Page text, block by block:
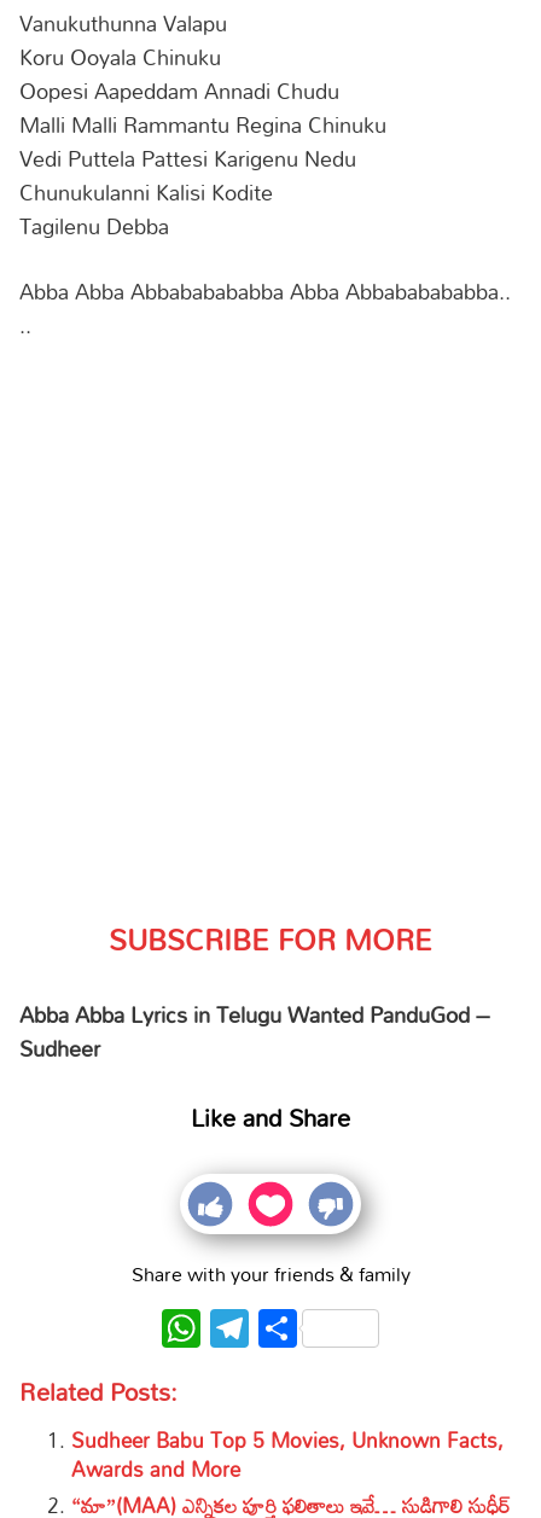
Vanukuthunna Valapu
Koru Ooyala Chinuku
Oopesi Aapeddam Annadi Chudu
Malli Malli Rammantu Regina Chinuku
Vedi Puttela Pattesi Karigenu Nedu
Chunukulanni Kalisi Kodite
Tagilenu Debba
Abba Abba Abbababababba Abba Abbababababba..
..
SUBSCRIBE FOR MORE
Abba Abba Lyrics in Telugu Wanted PanduGod –
Sudheer
Like and Share
Share with your friends & family
WhatsApp
Telegram
Share
Related Posts:
Sudheer Babu Top 5 Movies, Unknown Facts,
Awards and More
“మా”(MAA) ఎన్నిక‌ల పూర్తి ఫ‌లితాలు ఇవే… సుడిగాలి సుధీర్